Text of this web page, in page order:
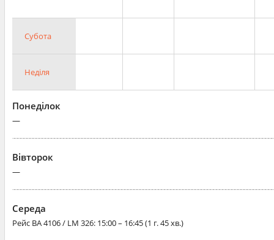
Субота
Неділя
Понеділок
—
Вівторок
—
Середа
Рейс BA 4106 / LM 326: 15:00 – 16:45 (1 г. 45 хв.)